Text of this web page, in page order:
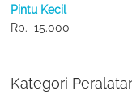
Pintu Kecil
Rp. 15.000
Kategori